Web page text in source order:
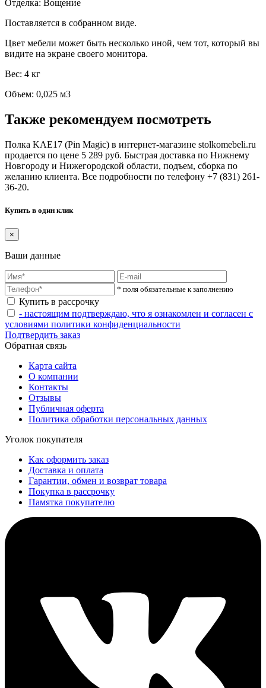
Отделка: Вощение
Поставляется в собранном виде.
Цвет мебели может быть несколько иной, чем тот, который вы
видите на экране своего монитора.
Вес: 4 кг
Объем: 0,025 м3
Также рекомендуем посмотреть
Полка KAE17 (Pin Magic) в интернет-магазине stolkomebeli.ru
продается по цене 5 289 руб. Быстрая доставка по Нижнему
Новгороду и Нижегородской области, подъем, сборка по
желанию клиента. Все подробности по телефону +7 (831) 261-
36-20.
Купить в один клик
×
Ваши данные
* поля обязательные к заполнению
Купить в рассрочку
- настоящим подтверждаю, что я ознакомлен и согласен с
условиями политики конфиденциальности
Подтвердить заказ
Обратная связь
Карта сайта
О компании
Контакты
Отзывы
Публичная оферта
Политика обработки персональных данных
Уголок покупателя
Как оформить заказ
Доставка и оплата
Гарантии, обмен и возврат товара
Покупка в рассрочку
Памятка покупателю